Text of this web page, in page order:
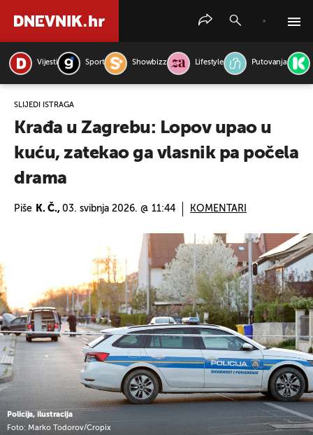
Vijesti Sport Showbizz Lifestyle Putovanja
SLIJEDI ISTRAGA
Krađa u Zagrebu: Lopov upao u
kuću, zatekao ga vlasnik pa počela
drama
Piše K. Č., 03. svibnja 2026. @ 11:44 KOMENTARI
Policija, ilustracija
Foto: Marko Todorov/Cropix
PRETRAŽITE VIJESTI